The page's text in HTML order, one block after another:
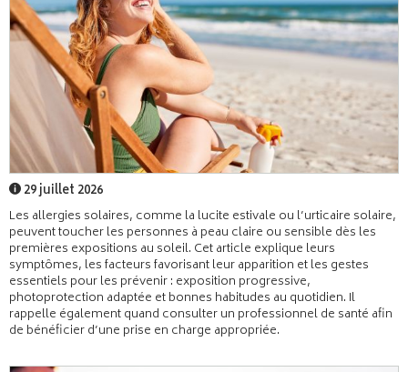
29 juillet 2026
Les allergies solaires, comme la lucite estivale ou l’urticaire solaire,
peuvent toucher les personnes à peau claire ou sensible dès les
premières expositions au soleil. Cet article explique leurs
symptômes, les facteurs favorisant leur apparition et les gestes
essentiels pour les prévenir : exposition progressive,
photoprotection adaptée et bonnes habitudes au quotidien. Il
rappelle également quand consulter un professionnel de santé afin
de bénéficier d’une prise en charge appropriée.